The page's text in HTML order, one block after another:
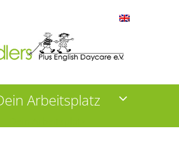
Arbeitsplatz